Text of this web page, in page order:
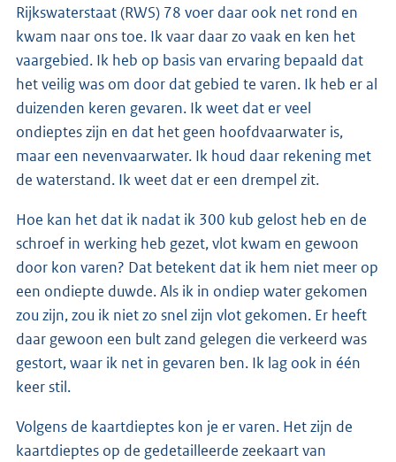
Rijkswaterstaat (RWS) 78 voer daar ook net rond en
kwam naar ons toe. Ik vaar daar zo vaak en ken het
vaargebied. Ik heb op basis van ervaring bepaald dat
het veilig was om door dat gebied te varen. Ik heb er al
duizenden keren gevaren. Ik weet dat er veel
ondieptes zijn en dat het geen hoofdvaarwater is,
maar een nevenvaarwater. Ik houd daar rekening met
de waterstand. Ik weet dat er een drempel zit.
Hoe kan het dat ik nadat ik 300 kub gelost heb en de
schroef in werking heb gezet, vlot kwam en gewoon
door kon varen? Dat betekent dat ik hem niet meer op
een ondiepte duwde. Als ik in ondiep water gekomen
zou zijn, zou ik niet zo snel zijn vlot gekomen. Er heeft
daar gewoon een bult zand gelegen die verkeerd was
gestort, waar ik net in gevaren ben. Ik lag ook in één
keer stil.
Volgens de kaartdieptes kon je er varen. Het zijn de
kaartdieptes op de gedetailleerde zeekaart van